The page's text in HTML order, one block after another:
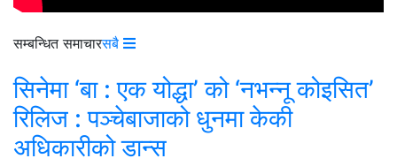
सम्बन्धित समाचारसबै
सिनेमा ‘बा : एक योद्धा’ को ‘नभन्नू कोइसित’
रिलिज : पञ्चेबाजाको धुनमा केकी
अधिकारीको डान्स